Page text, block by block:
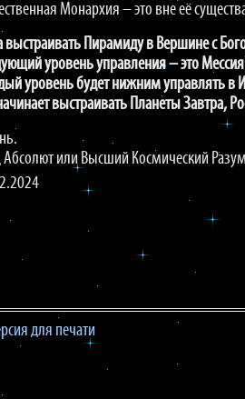
Монархия – это вне её
выстраивать Пирамиду в Вершине с
уровень управления – это
уровень будет нижним управлять в
выстраивать Планеты Завтра,
Абсолют или Высший Космический
для печати